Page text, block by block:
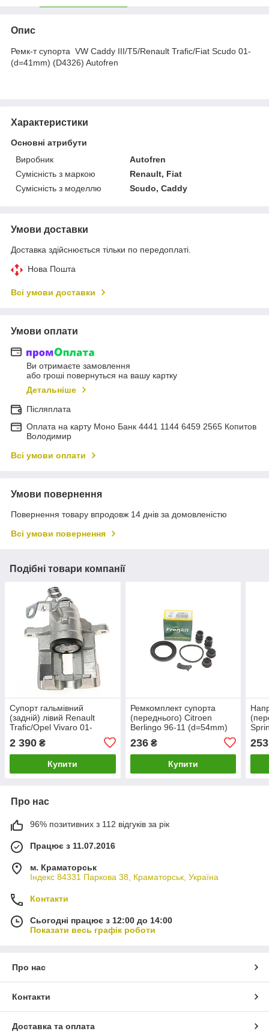
Опис
Ремк-т супорта VW Caddy III/T5/Renault Trafic/Fiat Scudo 01-
(d=41mm) (D4326) Autofren
Характеристики
Основні атрибути
Виробник
Autofren
Сумісність з маркою
Renault, Fiat
Сумісність з моделлю
Scudo, Caddy
Умови доставки
Доставка здійснюється тільки по передоплаті.
Нова Пошта
Всі умови доставки
Умови оплати
Ви отримаєте замовлення
або гроші повернуться на вашу картку
Детальніше
Післяплата
Оплата на карту Моно Банк 4441 1144 6459 2565 Копитов
Володимир
Всі умови оплати
Умови повернення
Повернення товару впродовж 14 днів за домовленістю
Всі умови повернення
Подібні товари компанії
Супорт гальмівний
(задній) лівий Renault
Trafic/Opel Vivaro 01-
Goodrem RM7802
2 390 ₴
Купити
Ремкомплект супорта
(переднього) Citroen
Berlingo 96-11 (d=54mm)
(Lucas) (254021) FRENKIT
236₴
Купити
III
253
Про нас
96% позитивних з 112 відгуків за рік
Працює з 11.07.2016
м. Краматорськ
Індекс 84331 Паркова 38, Краматорськ, Україна
Контакти
Сьогодні працює з 12:00 до 14:00
Показати весь графік роботи
Про нас
Контакти
Доставка та оплата